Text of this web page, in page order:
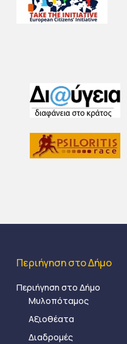
Περιήγηση στο Δήμο
Περιήγηση στο Δήμο
Μυλοπόταμος
Αξιοθέατα
Διαδρομές